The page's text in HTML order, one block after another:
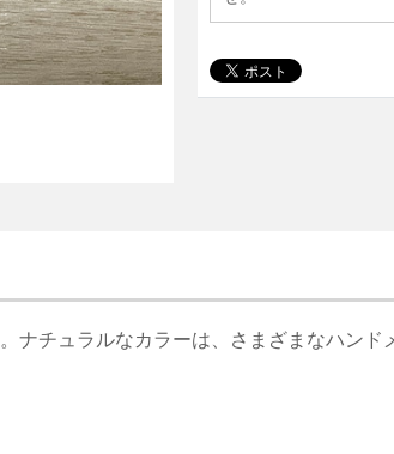
ナチュラルなカラーは、さまざまなハンド